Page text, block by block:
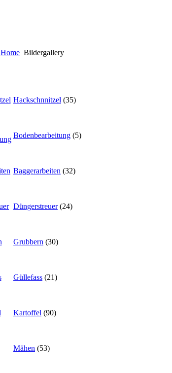
Home Bildergallery
Hackschnnitzel (35)
Bodenbearbeitung (5)
Baggerarbeiten (32)
Düngerstreuer (24)
Grubbern (30)
Güllefass (21)
Kartoffel (90)
Mähen (53)